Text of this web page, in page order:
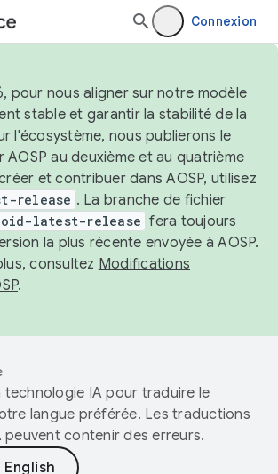
Connexion
pour nous aligner sur notre modèle
stable et garantir la stabilité de la
l'écosystème, nous publierons le
au deuxième et au quatrième
et contribuer dans AOSP, utilisez
release . La branche de fichier
latest-release fera toujours
la plus récente envoyée à AOSP.
consultez Modifications
.
technologie IA pour traduire le
langue préférée. Les traductions
peuvent contenir des erreurs.